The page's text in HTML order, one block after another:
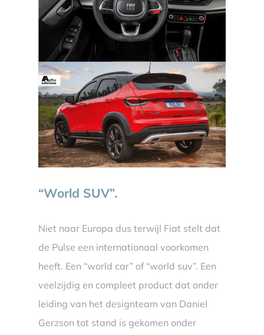
“World SUV”.
Niet naar Europa dus terwijl Fiat stelt dat
de Pulse een internationaal voorkomen
heeft. Een “world car” of “world suv”. Een
veelzijdig en compleet product dat onder
leiding van het designteam van Daniel
Gerzson tot stand is gekomen onder